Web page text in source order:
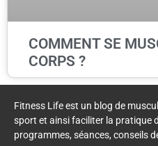
COMMENT SE
CORPS ?
Fitness Life est un blog de
sport et ainsi faciliter la pratique
programmes, séances, conseils